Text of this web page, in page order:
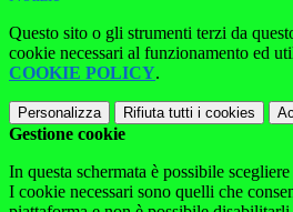
Questo sito o gli strumenti terzi da
cookie necessari al funzionamento ed
COOKIE POLICY.
Personalizza Rifiuta tutti i cookies
Gestione cookie
In questa schermata è possibile
I cookie necessari sono quelli che